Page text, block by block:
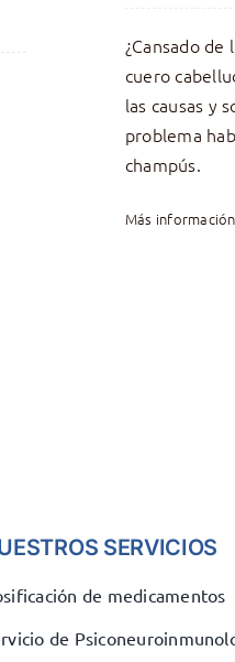
¿Cansado
cuero
las causas y
problema
champús.
Más información
SERVICIOS
de medicamentos
de